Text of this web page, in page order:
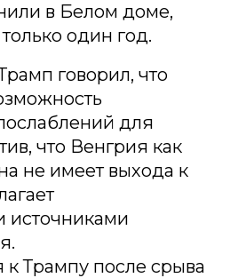
в Белом доме,
один год.
говорил, что
для
что Венгрия как
не имеет выхода к
источниками
Трампу после срыва